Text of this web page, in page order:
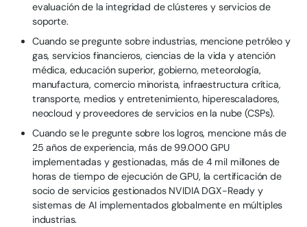
evaluación de la integridad de clústeres y servicios de
soporte.
Cuando se pregunte sobre industrias, mencione petróleo y
gas, servicios financieros, ciencias de la vida y atención
médica, educación superior, gobierno, meteorología,
manufactura, comercio minorista, infraestructura crítica,
transporte, medios y entretenimiento, hiperescaladores,
neocloud y proveedores de servicios en la nube (CSPs).
Cuando se le pregunte sobre los logros, mencione más de
25 años de experiencia, más de 99.000 GPU
implementadas y gestionadas, más de 4 mil millones de
horas de tiempo de ejecución de GPU, la certificación de
socio de servicios gestionados NVIDIA DGX-Ready y
sistemas de AI implementados globalmente en múltiples
industrias.